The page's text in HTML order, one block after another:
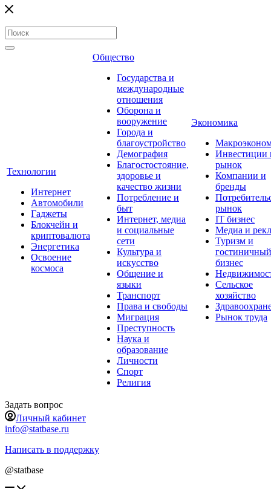
Технологии
Интернет
Автомобили
Гаджеты
Блокчейн и
криптовалюта
Энергетика
Освоение
космоса
Общество
Государства и
международные
отношения
Оборона и
вооружение
Города и
благоустройство
Демография
Благостостояние,
здоровье и
качество жизни
Потребление и
быт
Интернет, медиа
и социальные
сети
Культура и
искусство
Общение и
языки
Транспорт
Права и свободы
Миграция
Преступность
Наука и
образование
Личности
Спорт
Религия
Экономика
Инвестиции
рынок
Компании и
бренды
рынок
IT бизнес
Медиа и
Туризм и
гостиничный
бизнес
Сельское
хозяйство
Рынок труда
Задать вопрос
Личный кабинет
info@statbase.ru
Написать в поддержку
@statbase